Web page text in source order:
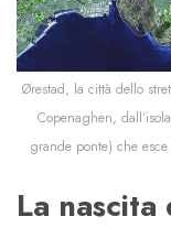
Ørestad, la città dello
Copenaghen,
grande ponte) che esce
La